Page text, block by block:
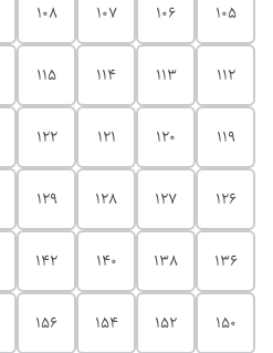
105
106
107
108
112
113
114
115
119
120
121
122
126
127
128
129
136
138
140
142
150
152
154
156